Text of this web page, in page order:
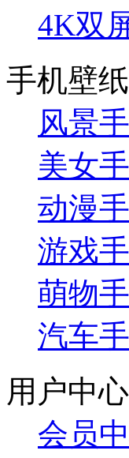
4K双
手机壁纸
风景
美女
动漫
游戏
萌物
汽车
用户中心
会员